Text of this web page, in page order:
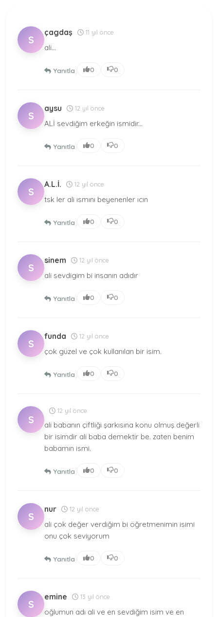
S
çagdaş 11 yıl önce
ali...
Yanıtla 0 0
S
aysu 12 yıl önce
ALİ sevdiğim erkeğin ismidir...
Yanıtla 0 0
S
A.L.İ. 12 yıl önce
tsk ler ali ısmını beyenenler ıcın
Yanıtla 0 0
S
sinem 12 yıl önce
ali sevdigim bi insanın adıdır
Yanıtla 0 0
S
funda 12 yıl önce
çok güzel ve çok kullanılan bir isim.
Yanıtla 0 0
S
12 yıl önce
ali babanın çiftliği şarkısına konu olmuş değerli
bir isimdir ali baba demektir be. zaten benim
babamın ismi.
Yanıtla 0 0
S
nur 12 yıl önce
ali çok değer verdiğim bi öğretmenimin isimi
onu çok seviyorum
Yanıtla 0 0
S
emine 13 yıl önce
oğlumun adı ali ve en sevdiğim isim ve en